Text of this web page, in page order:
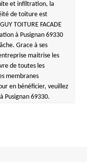
et infiltration, la
de toiture est
TOITURE FACADE
à Pusignan 69330
Grace à ses
maitrise les
de toutes les
membranes
en bénéficier, veuillez
Pusignan 69330.